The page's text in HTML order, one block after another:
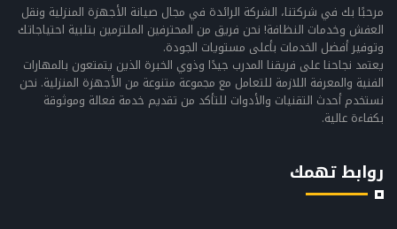
مرحبًا بك في شركتنا، الشركة الرائدة في مجال صيانة الأجهزة المنزلية ونقل
العفش وخدمات النظافة! نحن فريق من المحترفين الملتزمين بتلبية احتياجاتك
وتوفير أفضل الخدمات بأعلى مستويات الجودة.
يعتمد نجاحنا على فريقنا المدرب جيدًا وذوي الخبرة الذين يتمتعون بالمهارات
الفنية والمعرفة اللازمة للتعامل مع مجموعة متنوعة من الأجهزة المنزلية. نحن
نستخدم أحدث التقنيات والأدوات للتأكد من تقديم خدمة فعالة وموثوقة
بكفاءة عالية.
روابط تهمك